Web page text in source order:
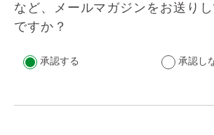
など、メールマガジンをお送り
ですか？
承認する 承認し